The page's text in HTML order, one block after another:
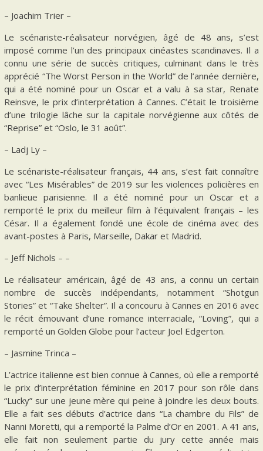
– Joachim Trier –
Le scénariste-réalisateur norvégien, âgé de 48 ans, s’est
imposé comme l’un des principaux cinéastes scandinaves. Il a
connu une série de succès critiques, culminant dans le très
apprécié “The Worst Person in the World” de l’année dernière,
qui a été nominé pour un Oscar et a valu à sa star, Renate
Reinsve, le prix d’interprétation à Cannes. C’était le troisième
d’une trilogie lâche sur la capitale norvégienne aux côtés de
“Reprise” et “Oslo, le 31 août”.
– Ladj Ly –
Le scénariste-réalisateur français, 44 ans, s’est fait connaître
avec “Les Misérables” de 2019 sur les violences policières en
banlieue parisienne. Il a été nominé pour un Oscar et a
remporté le prix du meilleur film à l’équivalent français – les
César. Il a également fondé une école de cinéma avec des
avant-postes à Paris, Marseille, Dakar et Madrid.
– Jeff Nichols – –
Le réalisateur américain, âgé de 43 ans, a connu un certain
nombre de succès indépendants, notamment “Shotgun
Stories” et “Take Shelter”. Il a concouru à Cannes en 2016 avec
le récit émouvant d’une romance interraciale, “Loving”, qui a
remporté un Golden Globe pour l’acteur Joel Edgerton.
– Jasmine Trinca –
L’actrice italienne est bien connue à Cannes, où elle a remporté
le prix d’interprétation féminine en 2017 pour son rôle dans
“Lucky” sur une jeune mère qui peine à joindre les deux bouts.
Elle a fait ses débuts d’actrice dans “La chambre du Fils” de
Nanni Moretti, qui a remporté la Palme d’Or en 2001. A 41 ans,
elle fait non seulement partie du jury cette année mais